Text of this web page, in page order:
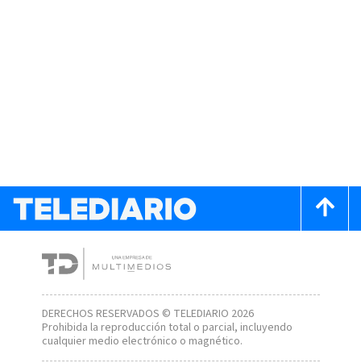
DERECHOS RESERVADOS © TELEDIARIO 2026
Prohibida la reproducción total o parcial, incluyendo
cualquier medio electrónico o magnético.